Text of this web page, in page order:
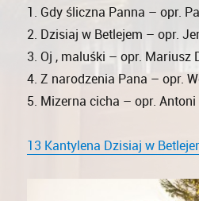
1. Gdy śliczna Panna – opr.
2. Dzisiaj w Betlejem – opr.
3. Oj , maluśki – opr. Mariusz
4. Z narodzenia Pana – opr.
5. Mizerna cicha – opr. Antoni
13 Kantylena Dzisiaj w